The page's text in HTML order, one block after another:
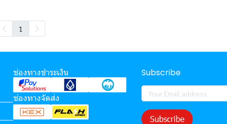
1
ช่องทางชำระเงิน
ช่องทางจัดส่ง
Subscribe
Subscribe